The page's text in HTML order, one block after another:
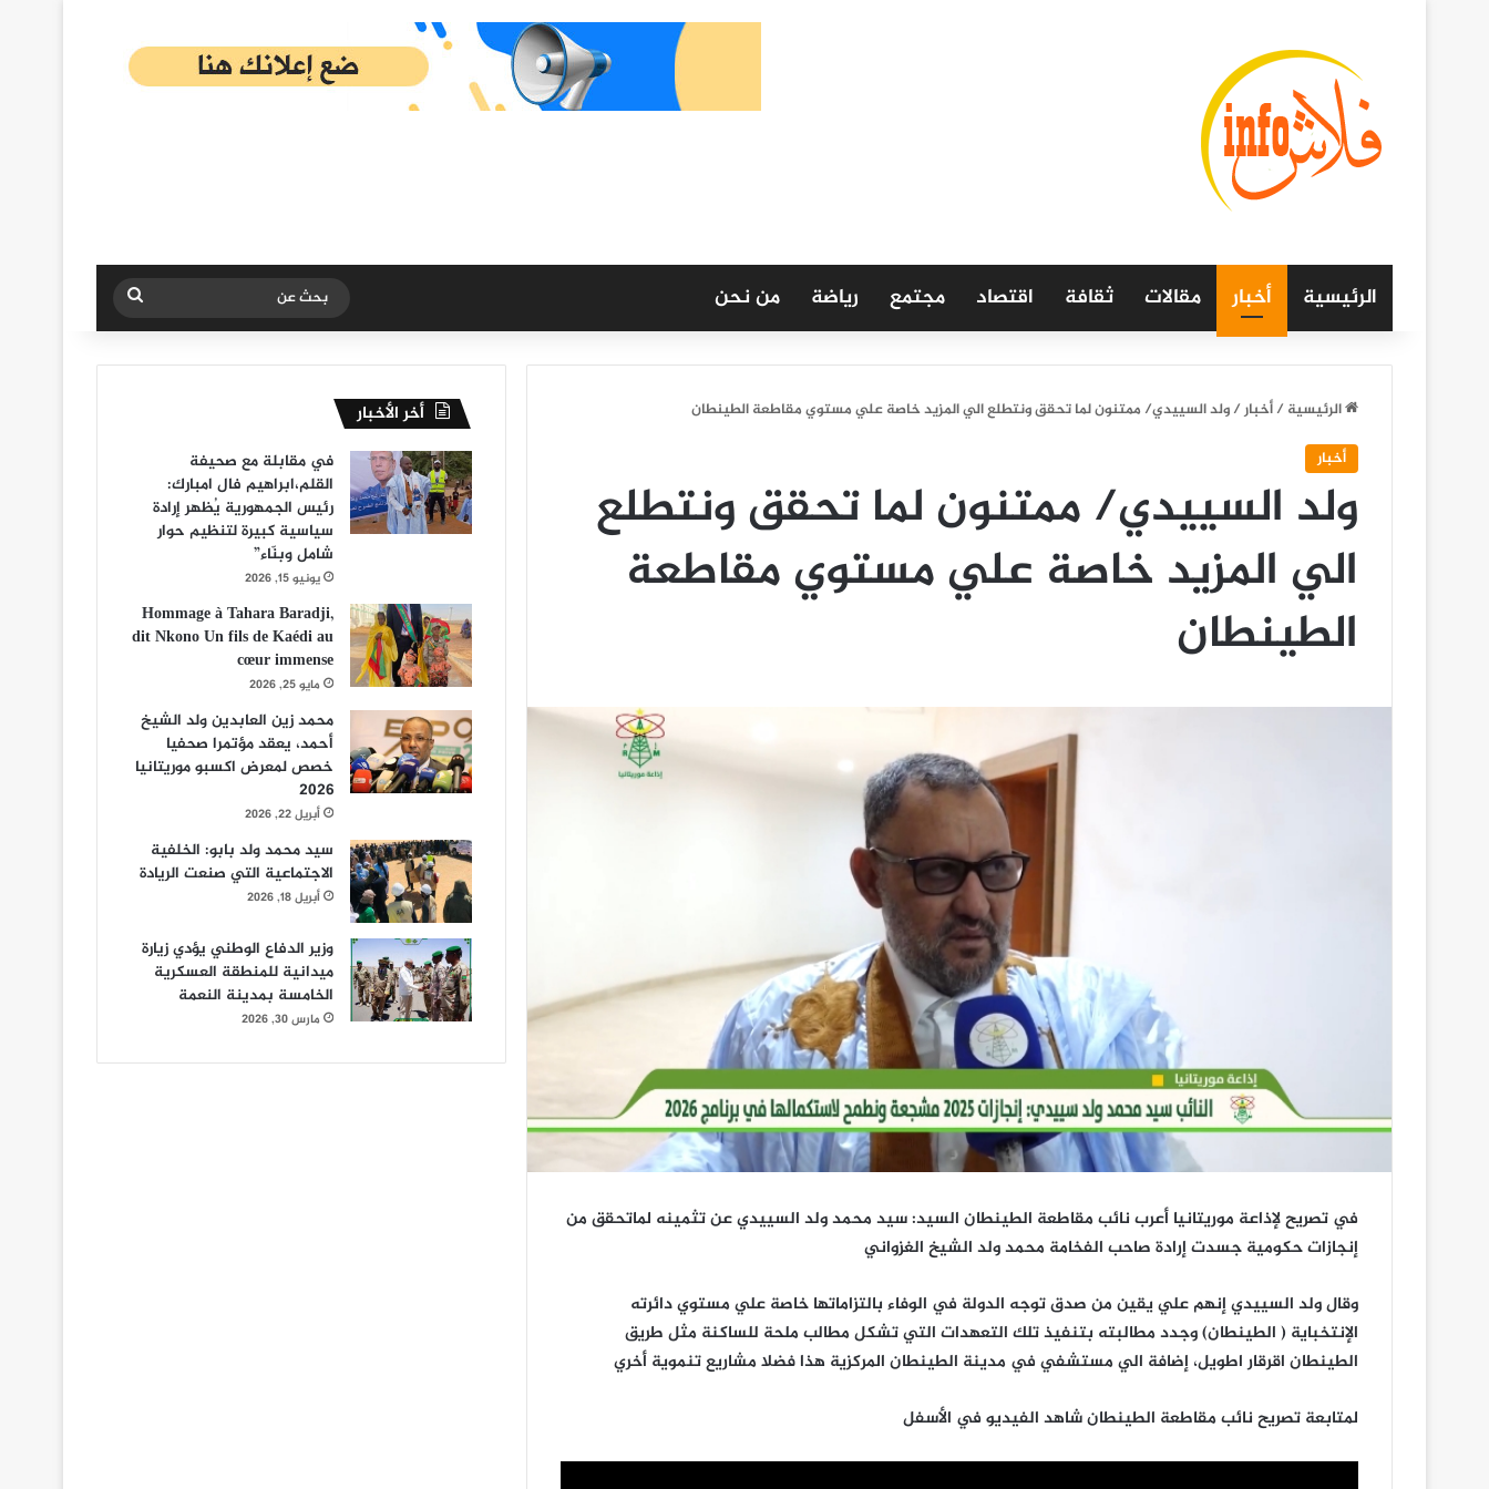
الرئيسية أخبار مقالات ثقافة اقتصاد مجتمع رياضة من نحن
بحث
عن
الرئيسية/أخبار/ولد السييدي/ ممتنون لما تحقق ونتطلع الي المزيد خاصة علي مستوي مقاطعة الطينطان
أخبار
ولد السييدي/ ممتنون لما تحقق ونتطلع
الي المزيد خاصة علي مستوي مقاطعة
الطينطان
في تصريح لإذاعة موريتانيا أعرب نائب مقاطعة الطينطان السيد: سيد محمد ولد السييدي عن تثمينه لماتحقق من
إنجازات حكومية جسدت إرادة صاحب الفخامة محمد ولد الشيخ الغزواني
وقال ولد السييدي إنهم علي يقين من صدق توجه الدولة في الوفاء بالتزاماتها خاصة علي مستوي دائرته
الإنتخباية ( الطينطان) وجدد مطالبته بتنفيذ تلك التعهدات التي تشكل مطالب ملحة للساكنة مثل طريق
الطينطان اقرقار اطويل، إضافة الي مستشفي في مدينة الطينطان المركزية هذا فضلا مشاريع تنموية أخري
لمتابعة تصريح نائب مقاطعة الطينطان شاهد الفيديو في الأسفل
أخر الأخبار
في مقابلة مع صحيفة
القلم،ابراهيم فال امبارك:
رئيس الجمهورية يُظهر إرادة
سياسية كبيرة لتنظيم حوار
شامل وبنّاء”
يونيو 15, 2026
Hommage à Tahara Baradji,
dit Nkono Un fils de Kaédi au
cœur immense
مايو 25, 2026
محمد زين العابدين ولد الشيخ
أحمد، يعقد مؤتمرا صحفيا
خصص لمعرض اكسبو موريتانيا
2026
أبريل 22, 2026
سيد محمد ولد بابو: الخلفية
الاجتماعية التي صنعت الريادة
أبريل 18, 2026
وزير الدفاع الوطني يؤدي زيارة
ميدانية للمنطقة العسكرية
الخامسة بمدينة النعمة
مارس 30, 2026